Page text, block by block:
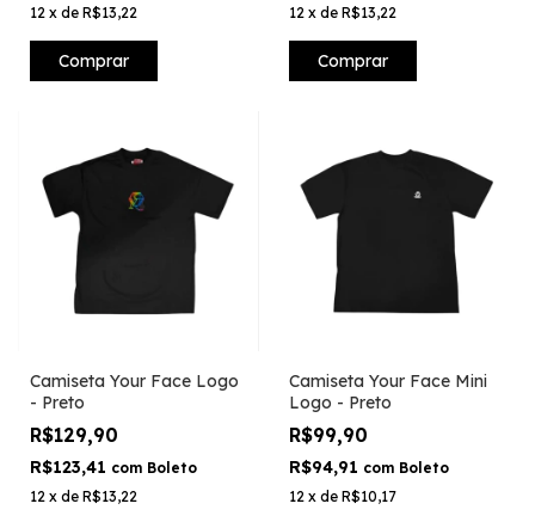
12 x de R$13,22
Comprar
12 x de R$13,22
Comprar
Camiseta Your Face Logo
- Preto
R$129,90
R$123,41 com Boleto
12 x de R$13,22
Camiseta Your Face Mini
Logo - Preto
R$99,90
R$94,91 com Boleto
12 x de R$10,17